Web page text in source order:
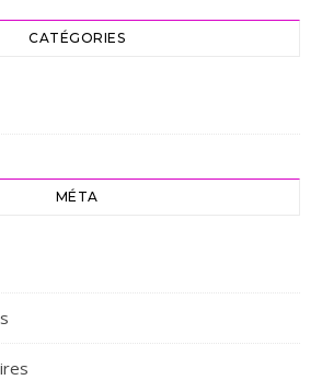
CATÉGORIES
MÉTA